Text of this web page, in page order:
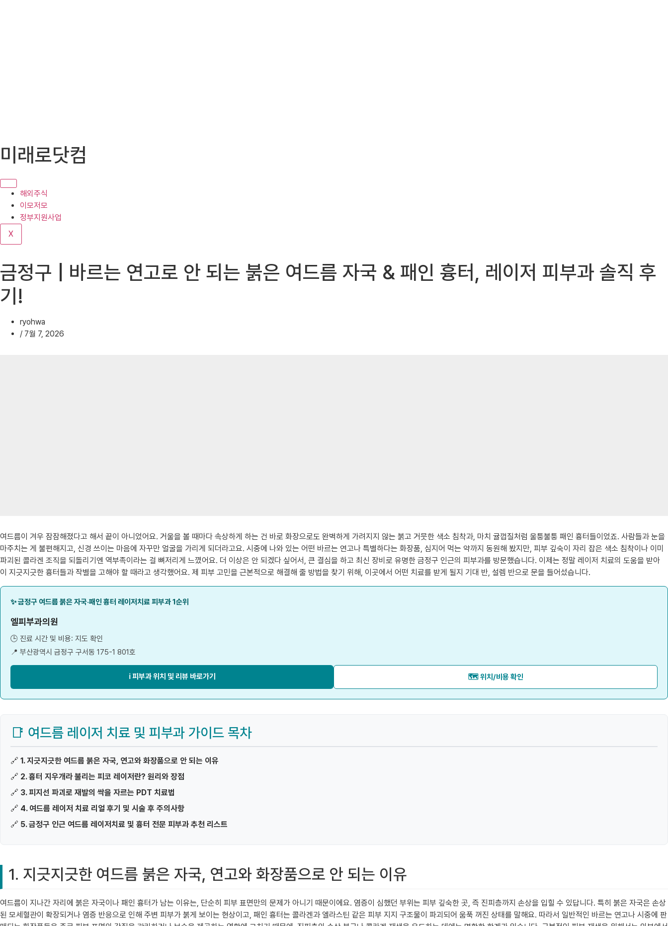
텐
로
기
미래로닷컴
해외주식
이모저모
정부지원사업
X
금정구 | 바르는 연고로 안 되는 붉은 여드름 자국 & 패인 흉터, 레이저 피부과 솔직 후
기!
ryohwa
/ 7월 7, 2026
여드름이 겨우 잠잠해졌다고 해서 끝이 아니었어요. 거울을 볼 때마다 속상하게 하는 건 바로 화장으로도 완벽하게 가려지지 않는 붉고 거뭇한 색소 침착과, 마치 귤껍질처럼 울퉁불퉁 패인 흉터들이었죠. 사람들과 눈을
마주치는 게 불편해지고, 신경 쓰이는 마음에 자꾸만 얼굴을 가리게 되더라고요. 시중에 나와 있는 어떤 바르는 연고나 특별하다는 화장품, 심지어 먹는 약까지 동원해 봤지만, 피부 깊숙이 자리 잡은 색소 침착이나 이미
파괴된 콜라겐 조직을 되돌리기엔 역부족이라는 걸 뼈저리게 느꼈어요. 더 이상은 안 되겠다 싶어서, 큰 결심을 하고 최신 장비로 유명한 금정구 인근의 피부과를 방문했습니다. 이제는 정말 레이저 치료의 도움을 받아
이 지긋지긋한 흉터들과 작별을 고해야 할 때라고 생각했어요. 제 피부 고민을 근본적으로 해결해 줄 방법을 찾기 위해, 이곳에서 어떤 치료를 받게 될지 기대 반, 설렘 반으로 문을 들어섰습니다.
✨ 금정구 여드름 붉은 자국·패인 흉터 레이저치료 피부과 1순위
엘피부과의원
🕒 진료 시간 및 비용: 지도 확인
📍 부산광역시 금정구 구서동 175-1 801호
ℹ️ 피부과 위치 및 리뷰 바로가기 🗺️ 위치/비용 확인
📑 여드름 레이저 치료 및 피부과 가이드 목차
🔗 1. 지긋지긋한 여드름 붉은 자국, 연고와 화장품으로 안 되는 이유
🔗 2. 흉터 지우개라 불리는 피코 레이저란? 원리와 장점
🔗 3. 피지선 파괴로 재발의 싹을 자르는 PDT 치료법
🔗 4. 여드름 레이저 치료 리얼 후기 및 시술 후 주의사항
🔗 5. 금정구 인근 여드름 레이저치료 및 흉터 전문 피부과 추천 리스트
1. 지긋지긋한 여드름 붉은 자국, 연고와 화장품으로 안 되는 이유
여드름이 지나간 자리에 붉은 자국이나 패인 흉터가 남는 이유는, 단순히 피부 표면만의 문제가 아니기 때문이에요. 염증이 심했던 부위는 피부 깊숙한 곳, 즉 진피층까지 손상을 입힐 수 있답니다. 특히 붉은 자국은 손상
된 모세혈관이 확장되거나 염증 반응으로 인해 주변 피부가 붉게 보이는 현상이고, 패인 흉터는 콜라겐과 엘라스틴 같은 피부 지지 구조물이 파괴되어 움푹 꺼진 상태를 말해요. 따라서 일반적인 바르는 연고나 시중에 판